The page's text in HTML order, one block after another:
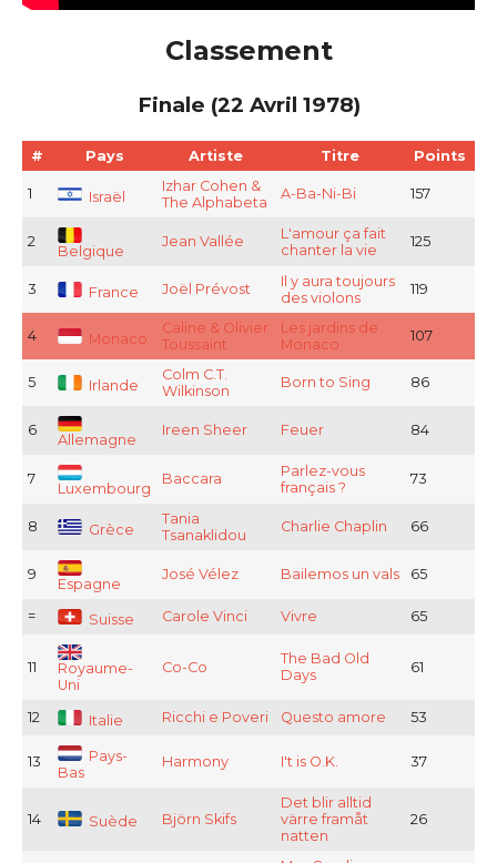
Classement
Finale (22 Avril 1978)
# Pays Artiste Titre Points
1 Israël
Izhar Cohen &
The Alphabeta
A-Ba-Ni-Bi 157
2
Belgique
Jean Vallée
L'amour ça fait
chanter la vie
125
3 France Joël Prévost
Il y aura toujours
des violons
119
4 Monaco
Caline & Olivier
Toussaint
Les jardins de
Monaco
107
5 Irlande
Colm C.T.
Wilkinson
Born to Sing 86
6
Allemagne
Ireen Sheer Feuer 84
7
Luxembourg
Baccara
Parlez-vous
français ?
73
8 Grèce
Tania
Tsanaklidou
Charlie Chaplin 66
9
Espagne
José Vélez Bailemos un vals 65
= Suisse Carole Vinci Vivre 65
11
Royaume-
Uni
Co-Co
The Bad Old
Days
61
12 Italie Ricchi e Poveri Questo amore 53
13
Pays-
Bas
Harmony I't is O.K. 37
14 Suède Björn Skifs
Det blir alltid
värre framåt
natten
26